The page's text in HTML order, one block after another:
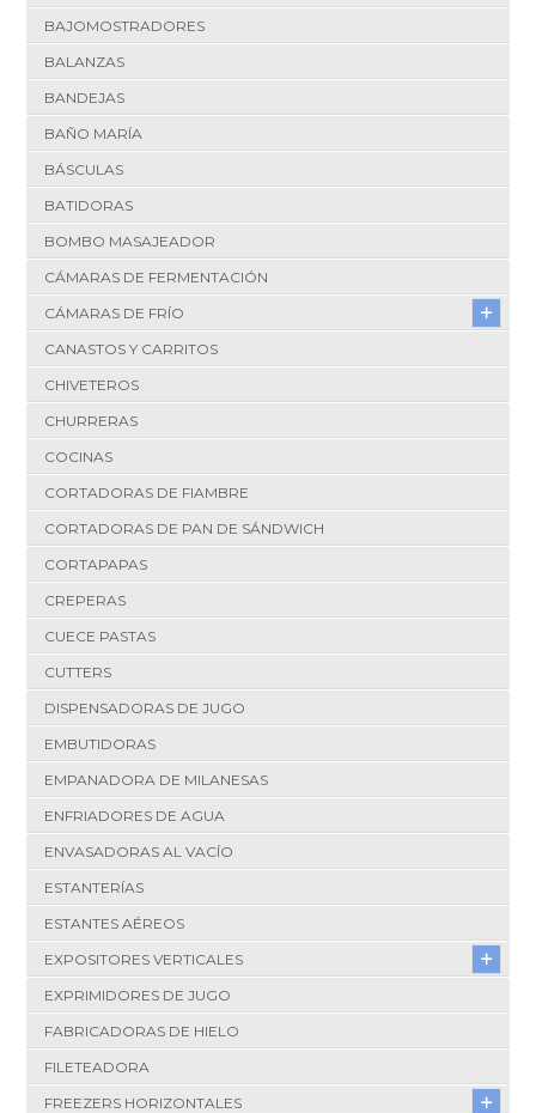
BAJOMOSTRADORES
BALANZAS
BANDEJAS
BAÑO MARÍA
BÁSCULAS
BATIDORAS
BOMBO MASAJEADOR
CÁMARAS DE FERMENTACIÓN
CÁMARAS DE FRÍO
CANASTOS Y CARRITOS
CHIVETEROS
CHURRERAS
COCINAS
CORTADORAS DE FIAMBRE
CORTADORAS DE PAN DE SÁNDWICH
CORTAPAPAS
CREPERAS
CUECE PASTAS
CUTTERS
DISPENSADORAS DE JUGO
EMBUTIDORAS
EMPANADORA DE MILANESAS
ENFRIADORES DE AGUA
ENVASADORAS AL VACÍO
ESTANTERÍAS
ESTANTES AÉREOS
EXPOSITORES VERTICALES
EXPRIMIDORES DE JUGO
FABRICADORAS DE HIELO
FILETEADORA
FREEZERS HORIZONTALES